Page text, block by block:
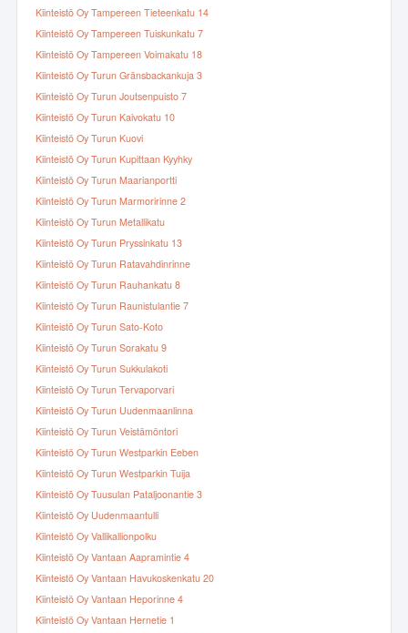
Kiinteistö Oy Tampereen Tieteenkatu 14
Kiinteistö Oy Tampereen Tuiskunkatu 7
Kiinteistö Oy Tampereen Voimakatu 18
Kiinteistö Oy Turun Gränsbackankuja 3
Kiinteistö Oy Turun Joutsenpuisto 7
Kiinteistö Oy Turun Kaivokatu 10
Kiinteistö Oy Turun Kuovi
Kiinteistö Oy Turun Kupittaan Kyyhky
Kiinteistö Oy Turun Maarianportti
Kiinteistö Oy Turun Marmoririnne 2
Kiinteistö Oy Turun Metallikatu
Kiinteistö Oy Turun Pryssinkatu 13
Kiinteistö Oy Turun Ratavahdinrinne
Kiinteistö Oy Turun Rauhankatu 8
Kiinteistö Oy Turun Raunistulantie 7
Kiinteistö Oy Turun Sato-Koto
Kiinteistö Oy Turun Sorakatu 9
Kiinteistö Oy Turun Sukkulakoti
Kiinteistö Oy Turun Tervaporvari
Kiinteistö Oy Turun Uudenmaanlinna
Kiinteistö Oy Turun Veistämöntori
Kiinteistö Oy Turun Westparkin Eeben
Kiinteistö Oy Turun Westparkin Tuija
Kiinteistö Oy Tuusulan Pataljoonantie 3
Kiinteistö Oy Uudenmaantulli
Kiinteistö Oy Vallikallionpolku
Kiinteistö Oy Vantaan Aapramintie 4
Kiinteistö Oy Vantaan Havukoskenkatu 20
Kiinteistö Oy Vantaan Heporinne 4
Kiinteistö Oy Vantaan Hernetie 1